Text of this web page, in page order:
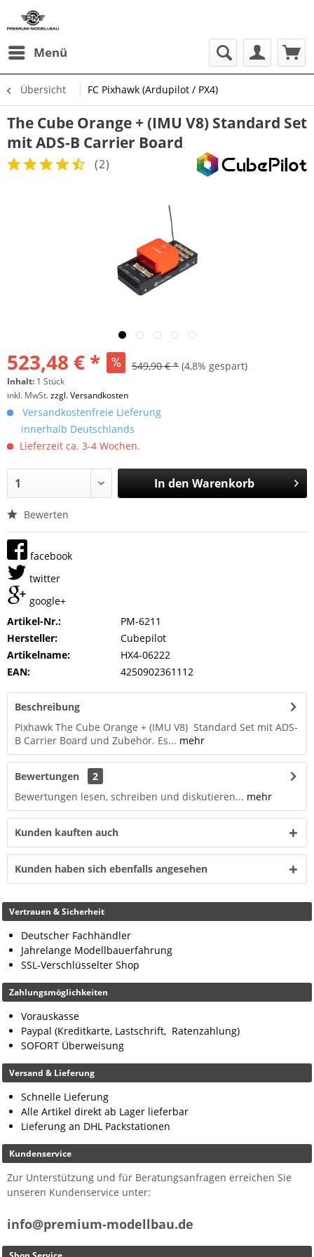
Menü
Übersicht FC Pixhawk (Ardupilot / PX4)
The Cube Orange + (IMU V8) Standard Set
mit ADS-B Carrier Board
(2)
523,48 € * 549,90 € * (4,8% gespart)
Inhalt: 1 Stück
inkl. MwSt.zzgl. Versandkosten
Versandkostenfreie Lieferung
innerhalb Deutschlands
Lieferzeit ca. 3-4 Wochen.
In den Warenkorb
Bewerten
facebook
twitter
google+
Artikel-Nr.:
PM-6211
Hersteller:
Cubepilot
Artikelname:
HX4-06222
EAN:
4250902361112
Beschreibung
Pixhawk The Cube Orange + (IMU V8) Standard Set mit ADS-
B Carrier Board und Zubehör. Es... mehr
Bewertungen
2
Bewertungen lesen, schreiben und diskutieren... mehr
Kunden kauften auch
Kunden haben sich ebenfalls angesehen
Vertrauen & Sicherheit
Deutscher Fachhändler
Jahrelange Modellbauerfahrung
SSL-Verschlüsselter Shop
Zahlungsmöglichkeiten
Vorauskasse
Paypal (Kreditkarte, Lastschrift, Ratenzahlung)
SOFORT Überweisung
Versand & Lieferung
Schnelle Lieferung
Alle Artikel direkt ab Lager lieferbar
Lieferung an DHL Packstationen
Kundenservice
Zur Unterstützung und für Beratungsanfragen erreichen Sie
unseren Kundenservice unter:
info@premium-modellbau.de